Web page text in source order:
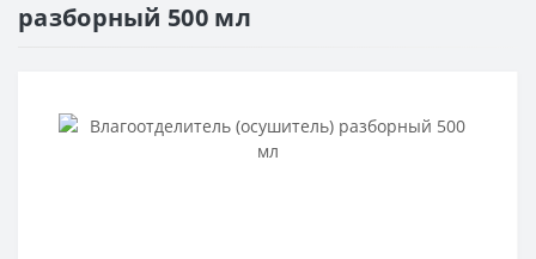
разборный 500 мл